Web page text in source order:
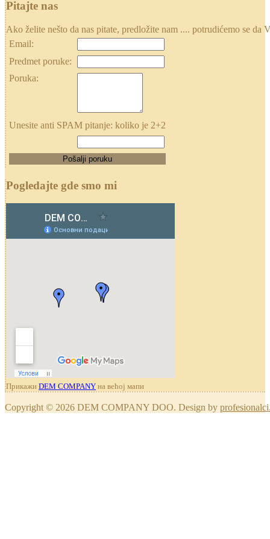
Pitajte nas
Ako želite nešto da nas pitate, predložite nam .... potrudićemo se
Email:
Predmet poruke:
Poruka:
Unesite anti SPAM pitanje: koliko je 2+2
Pogledajte gde smo mi
Прикажи DEM COMPANY на већој мапи
Copyright © 2026 DEM COMPANY DOO. Design by